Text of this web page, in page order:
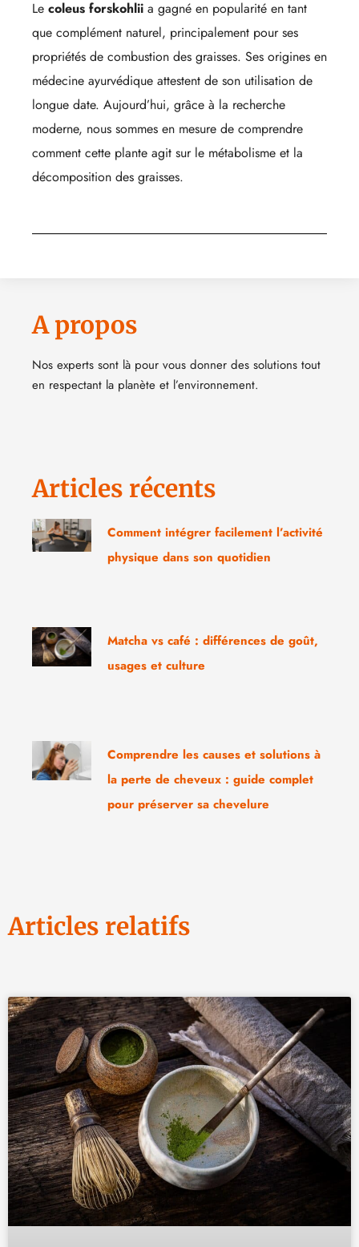
Le coleus forskohlii a gagné en popularité en tant
que complément naturel, principalement pour ses
propriétés de combustion des graisses. Ses origines en
médecine ayurvédique attestent de son utilisation de
longue date. Aujourd’hui, grâce à la recherche
moderne, nous sommes en mesure de comprendre
comment cette plante agit sur le métabolisme et la
décomposition des graisses.
A propos
Nos experts sont là pour vous donner des solutions tout
en respectant la planète et l’environnement.
Articles récents
Comment intégrer facilement l’activité
physique dans son quotidien
Matcha vs café : différences de goût,
usages et culture
Comprendre les causes et solutions à
la perte de cheveux : guide complet
pour préserver sa chevelure
Articles relatifs